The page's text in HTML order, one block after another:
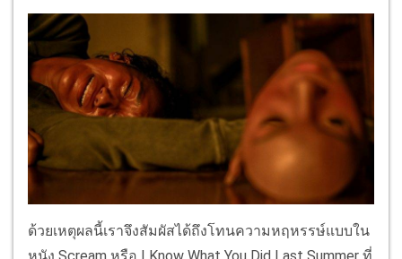
ด้วยเหตุผลนี้เราจึงสัมผัสได้ถึงโทนความหฤหรรษ์แบบใน